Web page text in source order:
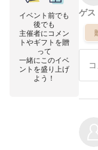
イベント前でも
後でも
主催者にコメン
トやギフトを贈
って
一緒にこのイベ
ントを盛り上げ
よう！
ゲス